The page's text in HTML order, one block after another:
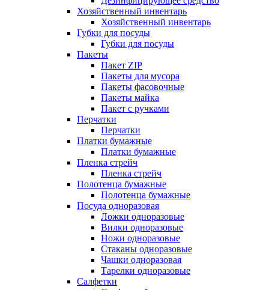
Хозяйственный инвентарь
Хозяйственный инвентарь
Губки для посуды
Губки для посуды
Пакеты
Пакет ZIP
Пакеты для мусора
Пакеты фасовочные
Пакеты майка
Пакет с ручками
Перчатки
Перчатки
Платки бумажные
Платки бумажные
Пленка стрейч
Пленка стрейч
Полотенца бумажные
Полотенца бумажные
Посуда одноразовая
Ложки одноразовые
Вилки одноразовые
Ножи одноразовые
Стаканы одноразовые
Чашки одноразовая
Тарелки одноразовые
Салфетки